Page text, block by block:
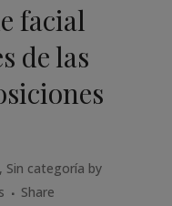
facial
de las
, Sin categoría by
Share